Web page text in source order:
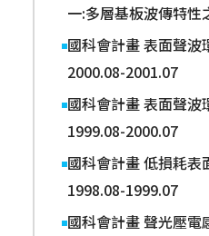
一:多層基板波傳特
國科會計畫 表面聲
2000.08-2001.07
國科會計畫 表面聲
1999.08-2000.07
國科會計畫 低損耗
1998.08-1999.07
國科會計畫 聲光壓電